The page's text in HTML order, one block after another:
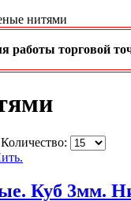
нитями
торговой
Количество:
Куб 3мм.